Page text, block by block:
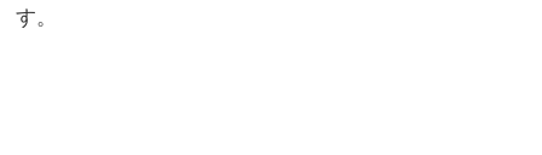
す。